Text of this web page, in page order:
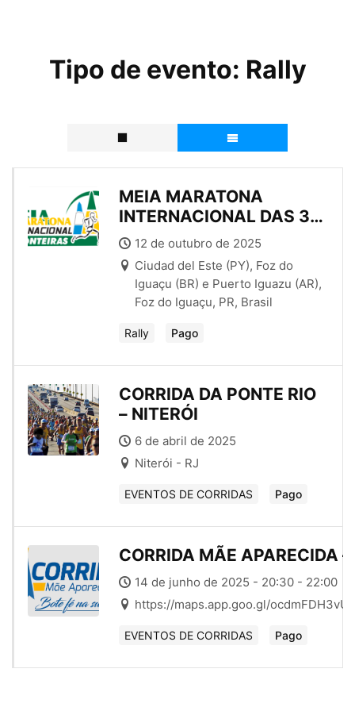
Tipo de evento: Rally
MEIA MARATONA
INTERNACIONAL DAS 3
FRONTEIRAS – 2025
12 de outubro de 2025
Ciudad del Este (PY), Foz do
Iguaçu (BR) e Puerto Iguazu (AR),
Foz do Iguaçu, PR, Brasil
Rally Pago
CORRIDA DA PONTE RIO
– NITERÓI
6 de abril de 2025
Niterói - RJ
EVENTOS DE CORRIDAS Pago
CORRIDA MÃE APARECIDA
14 de junho de 2025 - 20:30 - 22:00
https://maps.app.goo.gl/
EVENTOS DE CORRIDAS Pago